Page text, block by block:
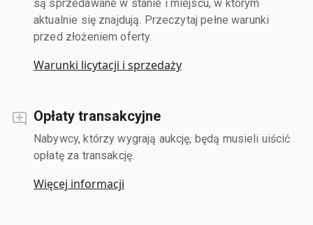
są sprzedawane w stanie i miejscu, w którym
aktualnie się znajdują. Przeczytaj pełne warunki
przed złożeniem oferty.
Warunki licytacji i sprzedaży
Opłaty transakcyjne
Nabywcy, którzy wygrają aukcję, będą musieli uiścić
opłatę za transakcję.
Więcej informacji